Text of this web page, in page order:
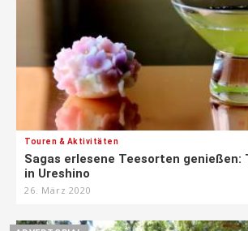
Touren & Aktivitäten
Sagas erlesene Teesorten genießen:
in Ureshino
26. März 2020